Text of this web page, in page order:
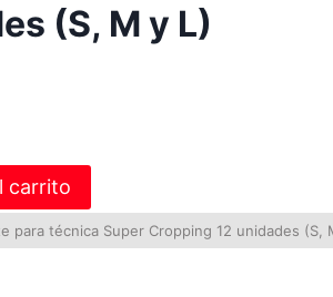
(S, M y L)
carrito
para técnica Super Cropping 12 unidades (S,